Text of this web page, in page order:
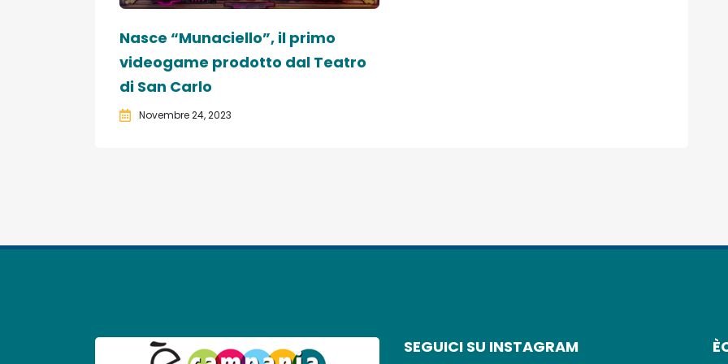
Nasce “Munaciello”, il primo
videogame prodotto dal Teatro
di San Carlo
Novembre 24, 2023
SEGUICI SU INSTAGRAM